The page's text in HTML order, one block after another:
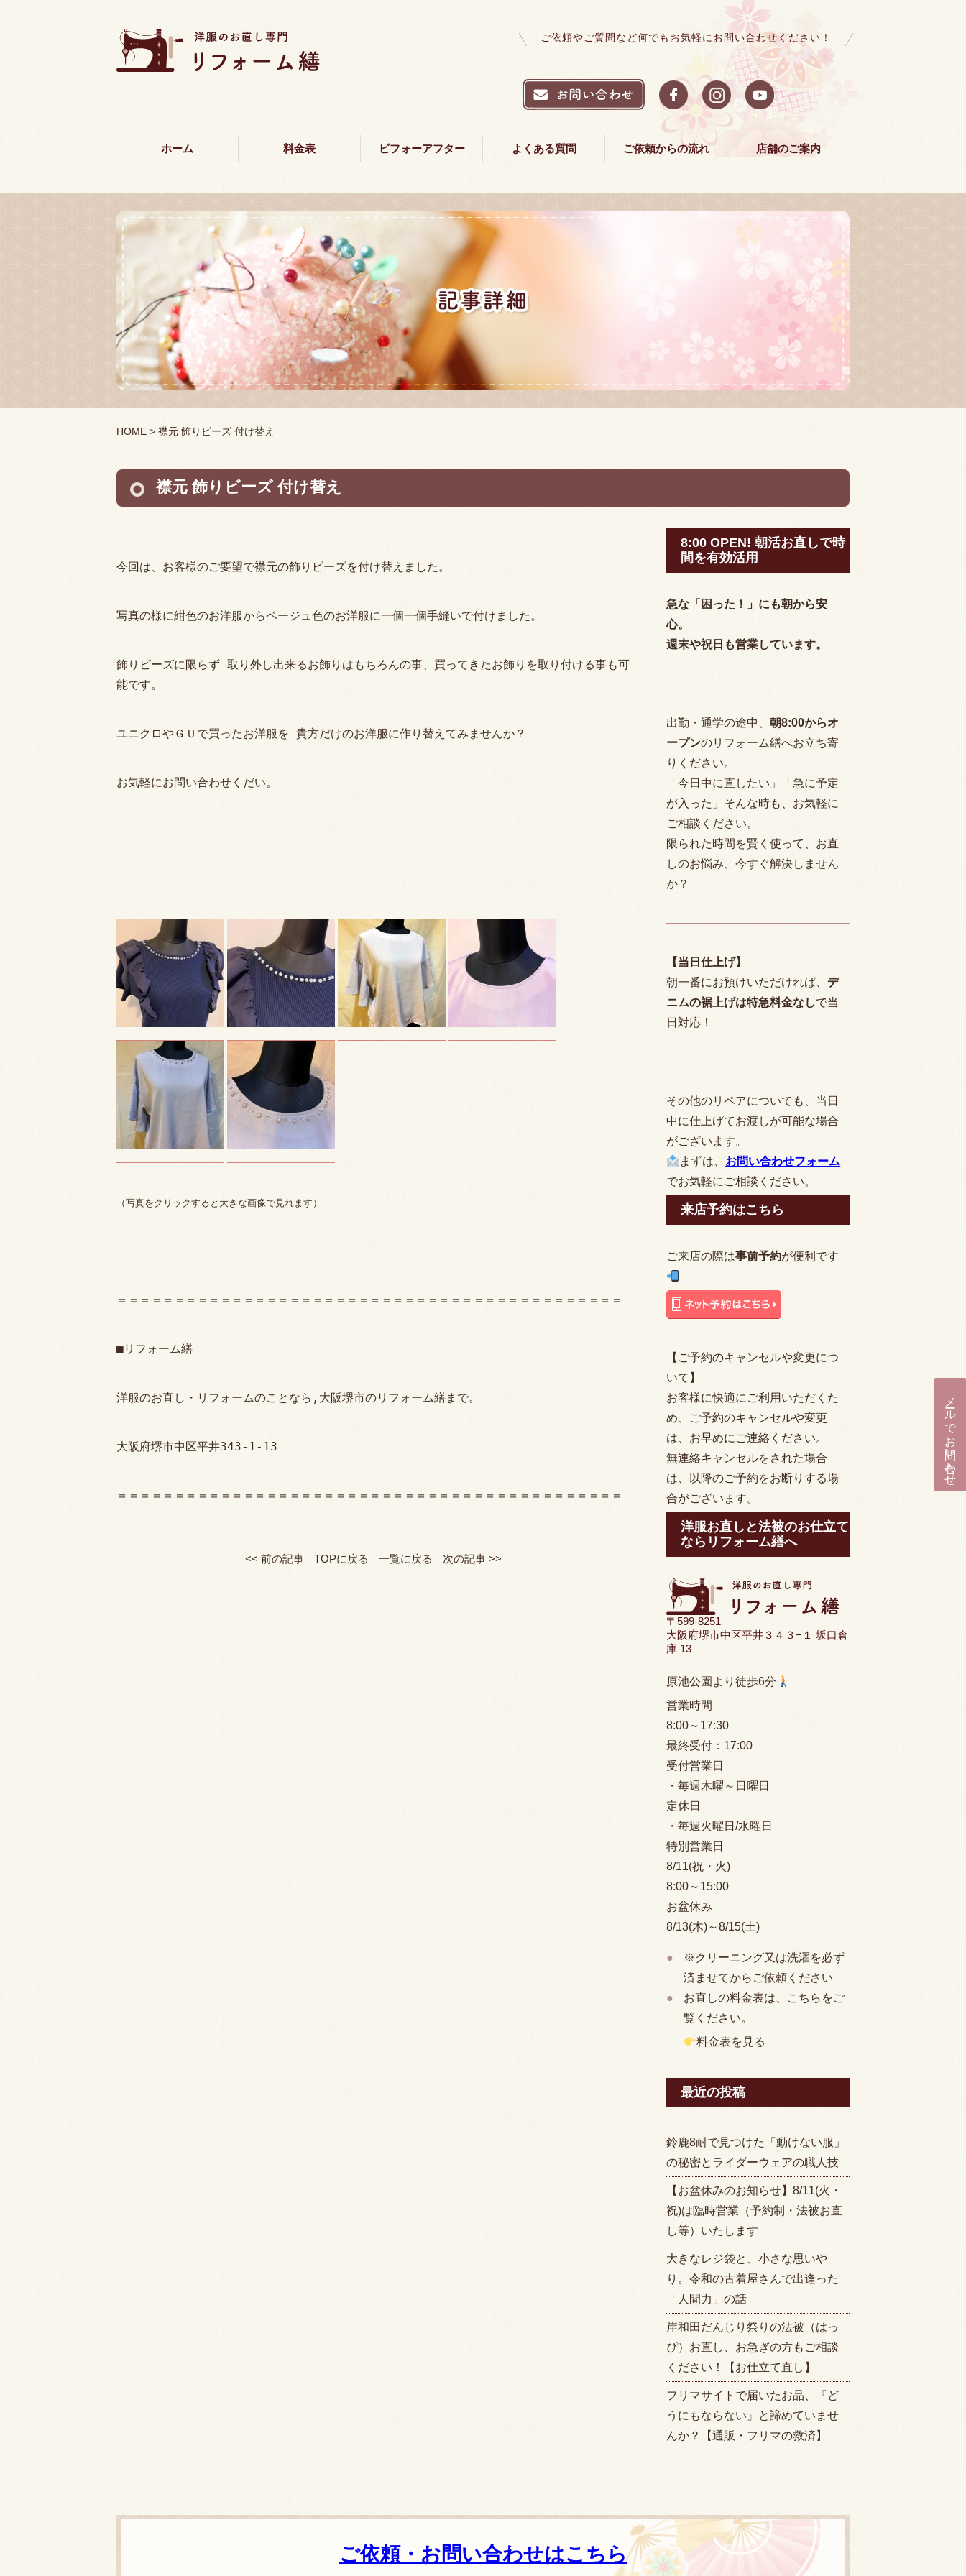
ご依頼やご質問など何でもお気軽にお問い合わせください！
ホーム 料金表 ビフォーアフター よくある質問 ご依頼からの流れ 店舗のご案内
メールでお問い合わせ
HOME > 襟元 飾りビーズ 付け替え
襟元 飾りビーズ 付け替え
今回は、お客様のご要望で襟元の飾りビーズを付け替えました。
写真の様に紺色のお洋服からベージュ色のお洋服に一個一個手縫いで付けました。
飾りビーズに限らず 取り外し出来るお飾りはもちろんの事、買ってきたお飾りを取り付ける事も可
能です。
ユニクロやＧＵで買ったお洋服を 貴方だけのお洋服に作り替えてみませんか？
お気軽にお問い合わせくだい。
（写真をクリックすると大きな画像で見れます）
＝＝＝＝＝＝＝＝＝＝＝＝＝＝＝＝＝＝＝＝＝＝＝＝＝＝＝＝＝＝＝＝＝＝＝＝＝＝＝＝＝＝＝＝
■リフォーム繕
洋服のお直し・リフォームのことなら,大阪堺市のリフォーム繕まで。
大阪府堺市中区平井343-1-13
＝＝＝＝＝＝＝＝＝＝＝＝＝＝＝＝＝＝＝＝＝＝＝＝＝＝＝＝＝＝＝＝＝＝＝＝＝＝＝＝＝＝＝＝
<< 前の記事 TOPに戻る 一覧に戻る 次の記事 >>
8:00 OPEN! 朝活お直しで時
間を有効活用
急な「困った！」にも朝から安
心。
週末や祝日も営業しています。
出勤・通学の途中、 朝8:00からオ
ープンのリフォーム繕へお立ち寄
りください。
「今日中に直したい」「急に予定
が入った」そんな時も、お気軽に
ご相談ください。
限られた時間を賢く使って、お直
しのお悩み、今すぐ解決しません
か？
【当日仕上げ】
朝一番にお預けいただければ、 デ
ニムの裾上げは特急料金なしで当
日対応！
その他のリペアについても、当日
中に仕上げてお渡しが可能な場合
がございます。
まずは、 お問い合わせフォーム
でお気軽にご相談ください。
来店予約はこちら
ご来店の際は事前予約が便利です
【ご予約のキャンセルや変更につ
いて】
お客様に快適にご利用いただくた
め、ご予約のキャンセルや変更
は、お早めにご連絡ください。
無連絡キャンセルをされた場合
は、以降のご予約をお断りする場
合がございます。
洋服お直しと法被のお仕立て
ならリフォーム繕へ
〒599-8251
大阪府堺市中区平井３４３−１ 坂口倉
庫 13
原池公園より徒歩6分
営業時間
8:00～17:30
最終受付： 17:00
受付営業日
・毎週木曜～日曜日
定休日
・毎週火曜日/水曜日
特別営業日
8/11(祝・火)
8:00～15:00
お盆休み
8/13(木)～8/15(土)
※クリーニング又は洗濯を必ず
済ませてからご依頼ください
お直しの料金表は、こちらをご
覧ください。
料金表を見る
最近の投稿
鈴鹿8耐で見つけた「動けない服」
の秘密とライダーウェアの職人技
【お盆休みのお知らせ】8/11(火・
祝)は臨時営業（予約制・法被お直
し等）いたします
大きなレジ袋と、小さな思いや
り。令和の古着屋さんで出逢った
「人間力」の話
岸和田だんじり祭りの法被（はっ
ぴ）お直し、お急ぎの方もご相談
ください！【お仕立て直し】
フリマサイトで届いたお品、『ど
うにもならない』と諦めていませ
んか？【通販・フリマの救済】
ご依頼・お問い合わせはこちら